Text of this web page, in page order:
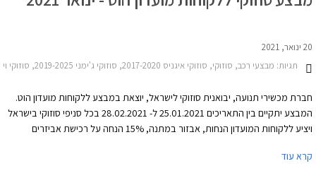
20 ינואר, 2021
תגיות: מבצעי רכב, סוזוקי, סוזוקי איגניס 2017-2020, סוזוקי ג'ימני 2019-2025, סוזוקי ויטרה 2019-2025, סוזוקי סוויפט 2020-2024סוזוקי קרוסאובר 2017-2022
חברת מכשירי תנועה, יבואנית סוזוקי לישראל, יוצאת במבצע ללקוחות מועדון הוט.
המבצע יתקיים בין התאריכים 25.01.2021 ל- 28.02.2021 בכל סניפי סוזוקי בישראל
ויציע ללקוחות המועדון הנחות, אבזור במתנה, 15% הנחה על רכישת אביזרים
ואפשרות להלוואה ללא ריבית עד 70,000 ₪.
קרא עוד